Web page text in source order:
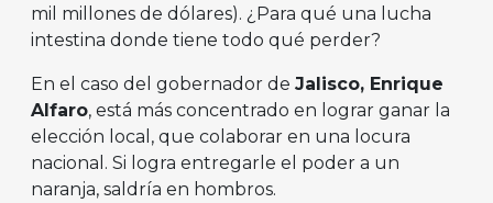
mil millones de dólares). ¿Para qué una lucha
intestina donde tiene todo qué perder?
En el caso del gobernador de Jalisco, Enrique
Alfaro, está más concentrado en lograr ganar la
elección local, que colaborar en una locura
nacional. Si logra entregarle el poder a un
naranja, saldría en hombros.